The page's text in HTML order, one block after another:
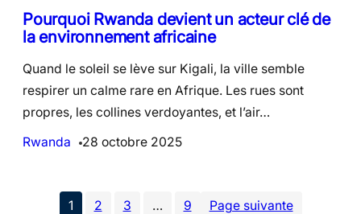
Pourquoi Rwanda devient un acteur clé de
la environnement africaine
Quand le soleil se lève sur Kigali, la ville semble
respirer un calme rare en Afrique. Les rues sont
propres, les collines verdoyantes, et l’air…
Rwanda
28 octobre 2025
1 2 3 … 9 Page suivante